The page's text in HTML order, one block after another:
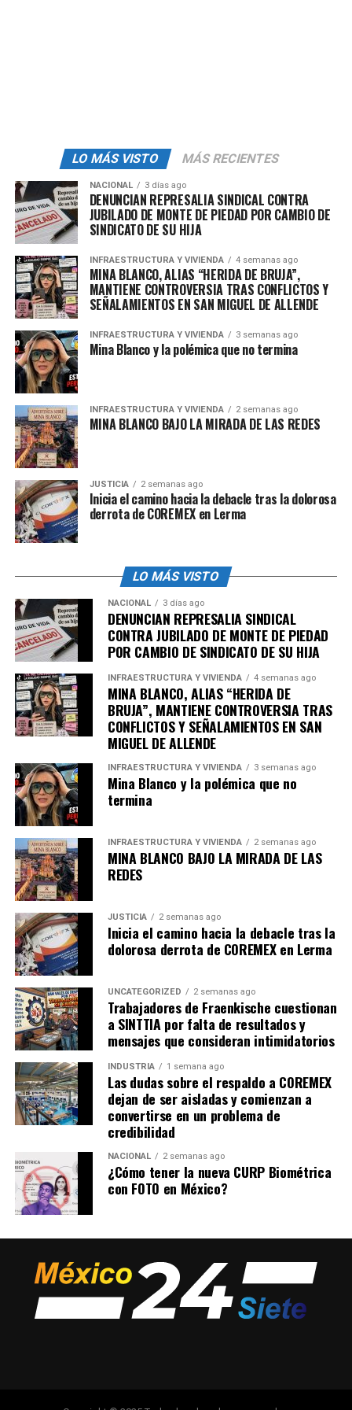
Autoridades colombianas adelantaron que lasocho
mujeresfueron víctimas de trata en México, y que su
localización ocurrió en la capital tabasqueña.
“Esta vez no triunfó la muerte. Gracias al gobierno de
México por su apoyo y a nuestra embajada y consulados
en ese país. Hay capturados varios delincuentes de la
trata”, indicó el presidenteGustavo Petrosobre ello la
mañana del domingo.
Hasta ahora, una de las mujeres que fueron
rescatadas
, identificada como Mariana García Muñoz,
dijo a actividades locales que el audio que grabo y envió a
sus familiares, en donde pide que se extiendan plegarias
por su vida, fue grabado mientras ella estaba
presuntamente bajo los influjos del alcohol.
En ese sentido, señaló que sus dichos pudieron ser
malinterpretados y enfatizó que ella y sus
connacionales viajaron a la capital tabasqueña por
voluntad propia.
admin
LO MÁS VISTO MÁS RECIENTES
NACIONAL 3 días ago
DENUNCIAN REPRESALIA SINDICAL CONTRA
JUBILADO DE MONTE DE PIEDAD POR CAMBIO DE
SINDICATO DE SU HIJA
INFRAESTRUCTURA Y VIVIENDA 4 semanas ago
MINA BLANCO, ALIAS “HERIDA DE BRUJA”,
MANTIENE CONTROVERSIA TRAS CONFLICTOS Y
SEÑALAMIENTOS EN SAN MIGUEL DE ALLENDE
INFRAESTRUCTURA Y VIVIENDA 3 semanas ago
Mina Blanco y la polémica que no termina
INFRAESTRUCTURA Y VIVIENDA 2 semanas ago
MINA BLANCO BAJO LA MIRADA DE LAS REDES
JUSTICIA 2 semanas ago
Inicia el camino hacia la debacle tras la dolorosa
derrota de COREMEX en Lerma
LO MÁS VISTO
NACIONAL 3 días ago
DENUNCIAN REPRESALIA SINDICAL
CONTRA JUBILADO DE MONTE DE PIEDAD
POR CAMBIO DE SINDICATO DE SU HIJA
INFRAESTRUCTURA Y VIVIENDA 4 semanas ago
MINA BLANCO, ALIAS “HERIDA DE
BRUJA”, MANTIENE CONTROVERSIA TRAS
CONFLICTOS Y SEÑALAMIENTOS EN SAN
MIGUEL DE ALLENDE
INFRAESTRUCTURA Y VIVIENDA 3 semanas ago
Mina Blanco y la polémica que no
termina
INFRAESTRUCTURA Y VIVIENDA 2 semanas ago
MINA BLANCO BAJO LA MIRADA DE LAS
REDES
JUSTICIA 2 semanas ago
Inicia el camino hacia la debacle tras la
dolorosa derrota de COREMEX en Lerma
UNCATEGORIZED 2 semanas ago
Trabajadores de Fraenkische cuestionan
a SINTTIA por falta de resultados y
mensajes que consideran intimidatorios
INDUSTRIA 1 semana ago
Las dudas sobre el respaldo a COREMEX
dejan de ser aisladas y comienzan a
convertirse en un problema de
credibilidad
NACIONAL 2 semanas ago
¿Cómo tener la nueva CURP Biométrica
con FOTO en México?